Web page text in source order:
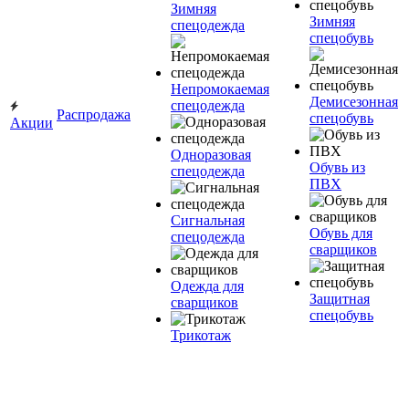
Акции
Распродажа
Зимняя
спецодежда
Непромокаемая
спецодежда
Одноразовая
спецодежда
Сигнальная
спецодежда
Одежда для
сварщиков
Трикотаж
Зимняя
спецобувь
Демисезонная
спецобувь
Обувь из
ПВХ
Обувь для
сварщиков
Защитная
спецобувь